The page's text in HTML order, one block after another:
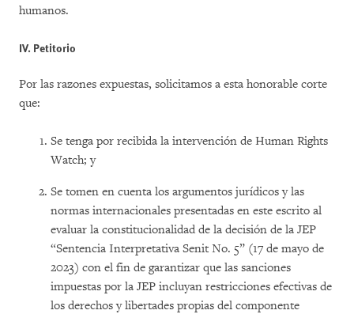
humanos.
IV. Petitorio
Por las razones expuestas, solicitamos a esta honorable corte
que:
Se tenga por recibida la intervención de Human Rights
Watch; y
Se tomen en cuenta los argumentos jurídicos y las
normas internacionales presentadas en este escrito al
evaluar la constitucionalidad de la decisión de la JEP
“Sentencia Interpretativa Senit No. 5” (17 de mayo de
2023) con el fin de garantizar que las sanciones
impuestas por la JEP incluyan restricciones efectivas de
los derechos y libertades propias del componente